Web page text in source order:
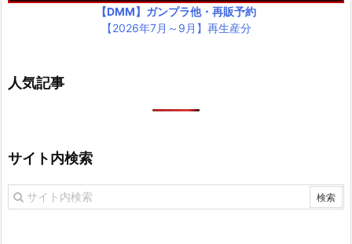
【DMM】ガンプラ他・再販予約
【2026年7月～9月】再生産分
人気記事
サイト内検索